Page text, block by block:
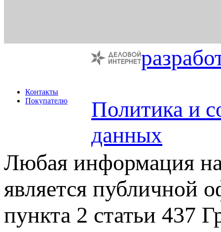
Контакты
Покупателю
Политика и
данных
Любая информация на
является публичной
пункта 2 статьи 437